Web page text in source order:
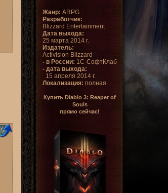
Жанр: ARPG
Разработчик:
Blizzard Entertainment
Дата выхода:
25 марта 2014 г.
Издатель:
Activision Blizzard
- в России: 1С-СофтКлаб
- дата выхода:
15 апреля 2014 г.
Локализация: полная
Купить Diablo 3: Reaper of
Souls
прямо сейчас!